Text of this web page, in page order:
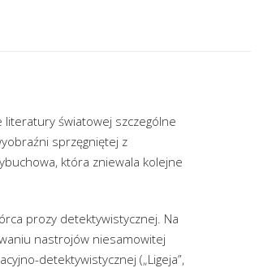
literatury światowej szczególne
sprzęgniętej z
która zniewala kolejne
prozy detektywistycznej. Na
nastrojów niesamowitej
detektywistycznej („Ligeja”,